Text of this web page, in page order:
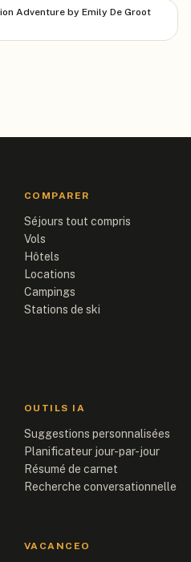
Adventure by Emily De Groot
COMPARER
Séjours tout compris
Vols
Hôtels
Locations
Campings
Stations de ski
OUTILS IA
Suggestions personnalisées
Planificateur jour-par-jour
Résumé de carnet
Recherche conversationnelle
VACANCEO